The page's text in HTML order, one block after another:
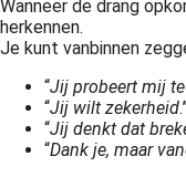
Wanneer de drang
herkennen.
Je kunt vanbinnen
“Jij probeert mij
“Jij wilt zekerheid
“Jij denkt dat
“Dank je, maar